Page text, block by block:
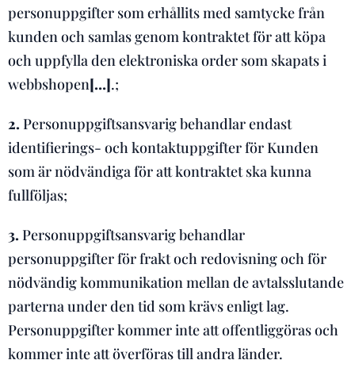
personuppgifter som erhållits med samtycke från
kunden och samlas genom kontraktet för att köpa
och uppfylla den elektroniska order som skapats i
webbshopen[…].;
2. Personuppgiftsansvarig behandlar endast
identifierings- och kontaktuppgifter för Kunden
som är nödvändiga för att kontraktet ska kunna
fullföljas;
3. Personuppgiftsansvarig behandlar
personuppgifter för frakt och redovisning och för
nödvändig kommunikation mellan de avtalsslutande
parterna under den tid som krävs enligt lag.
Personuppgifter kommer inte att offentliggöras och
kommer inte att överföras till andra länder.